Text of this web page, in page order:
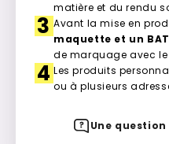
matière et du rendu
3 Avant la mise en
maquette et un BAT
de marquage avec le
4 Les produits
ou à plusieurs
Une